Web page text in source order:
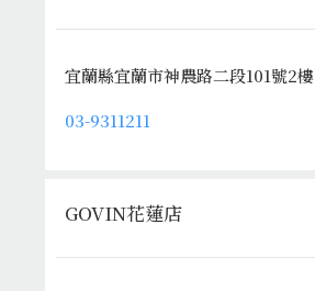
宜蘭縣宜蘭市神農路二段101號2樓
03-9311211
GOVIN花蓮店